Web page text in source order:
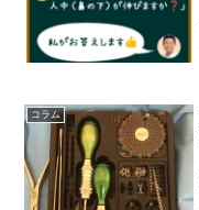
コラム